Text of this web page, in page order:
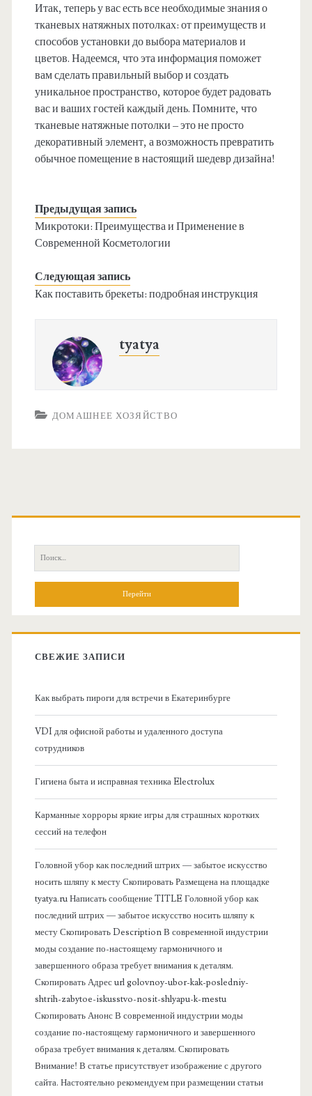
Итак, теперь у вас есть все необходимые знания о
тканевых натяжных потолках: от преимуществ и
способов установки до выбора материалов и
цветов. Надеемся, что эта информация поможет
вам сделать правильный выбор и создать
уникальное пространство, которое будет радовать
вас и ваших гостей каждый день. Помните, что
тканевые натяжные потолки – это не просто
декоративный элемент, а возможность превратить
обычное помещение в настоящий шедевр дизайна!
Предыдущая запись
Микротоки: Преимущества и Применение в
Современной Косметологии
Следующая запись
Как поставить брекеты: подробная инструкция
tyatya
ДОМАШНЕЕ ХОЗЯЙСТВО
О
П
о
с
:
СВЕЖИЕ ЗАПИСИ
Как выбрать пироги для встречи в Екатеринбурге
VDI для офисной работы и удаленного доступа
сотрудников
Гигиена быта и исправная техника Electrolux
Карманные хорроры яркие игры для страшных коротких
сессий на телефон
Головной убор как последний штрих — забытое искусство
носить шляпу к месту Скопировать Размещена на площадке
tyatya.ru Написать сообщение TITLE Головной убор как
последний штрих — забытое искусство носить шляпу к
месту Скопировать Description В современной индустрии
моды создание по-настоящему гармоничного и
завершенного образа требует внимания к деталям.
Скопировать Адрес url golovnoy-ubor-kak-posledniy-
shtrih-zabytoe-iskusstvo-nosit-shlyapu-k-mestu
Скопировать Анонс В современной индустрии моды
создание по-настоящему гармоничного и завершенного
образа требует внимания к деталям. Скопировать
Внимание! В статье присутствует изображение с другого
сайта. Настоятельно рекомендуем при размещении статьи